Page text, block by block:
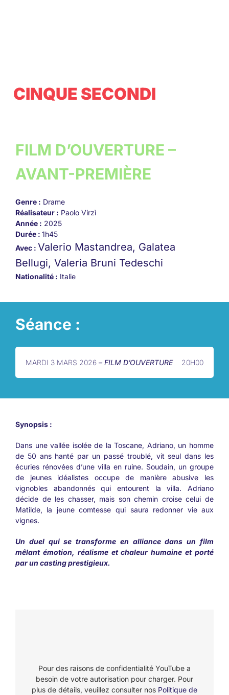
CINQUE SECONDI
FILM D’OUVERTURE –
AVANT-PREMIÈRE
Genre : Drame
Réalisateur : Paolo Virzì
Année : 2025
Durée : 1h45
Avec : Valerio Mastandrea, Galatea
Bellugi, Valeria Bruni Tedeschi
Nationalité : Italie
Séance :
MARDI 3 MARS 2026 – FILM D’OUVERTURE 20H00
Synopsis :
Dans une vallée isolée de la Toscane, Adriano, un homme
de 50 ans hanté par un passé troublé, vit seul dans les
écuries rénovées d’une villa en ruine. Soudain, un groupe
de jeunes idéalistes occupe de manière abusive les
vignobles abandonnés qui entourent la villa. Adriano
décide de les chasser, mais son chemin croise celui de
Matilde, la jeune comtesse qui saura redonner vie aux
vignes.
Un duel qui se transforme en alliance dans un film
mêlant émotion, réalisme et chaleur humaine et porté
par un casting prestigieux.
Pour des raisons de confidentialité YouTube a
besoin de votre autorisation pour charger. Pour
plus de détails, veuillez consulter nos Politique de